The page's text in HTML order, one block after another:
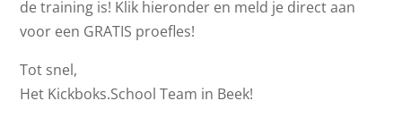
de training is! Klik hieronder en meld je direct aan
voor een GRATIS proefles!
Tot snel,
Het Kickboks.School Team in Beek!